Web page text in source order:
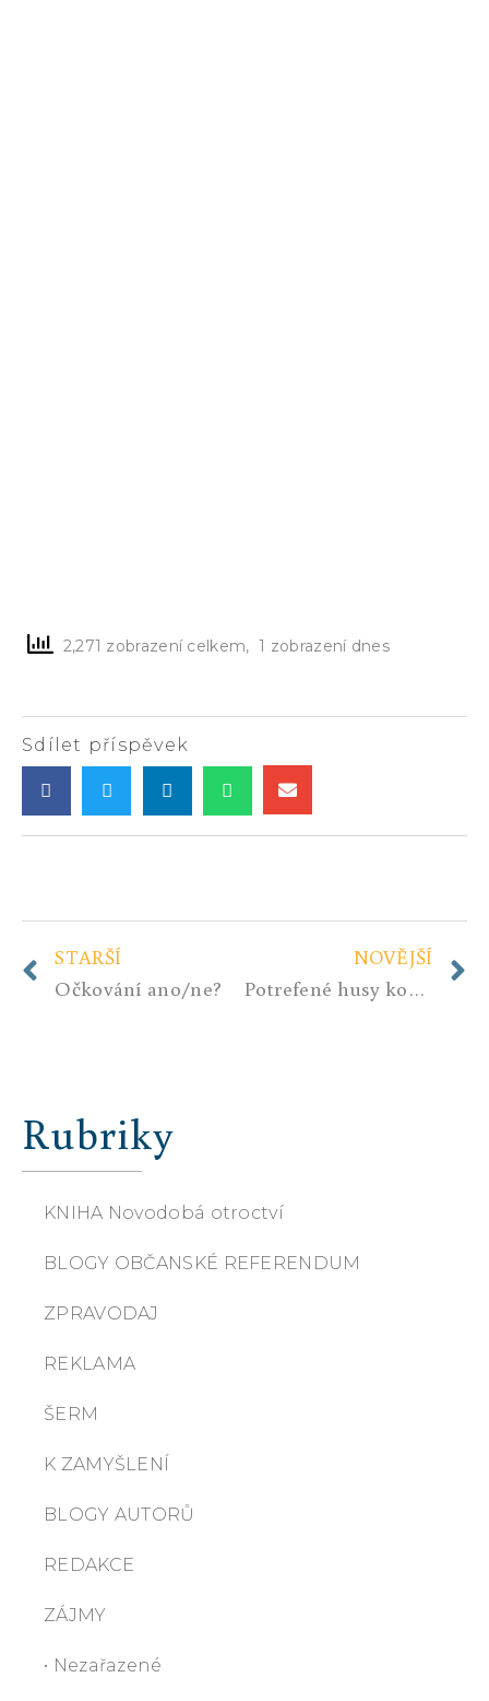
2,271 zobrazení celkem, 1 zobrazení dnes
Sdílet příspěvek
STARŠÍ
Očkování ano/ne?
NOVĚJŠÍ
Potrefené husy komunistických kospirátorů zahejkaly? S podivem je však, že k tomu použili dementa Hřebenáře. Jak úsměvné.
Rubriky
KNIHA Novodobá otroctví
BLOGY OBČANSKÉ REFERENDUM
ZPRAVODAJ
REKLAMA
ŠERM
K ZAMYŠLENÍ
BLOGY AUTORŮ
REDAKCE
ZÁJMY
• Nezařazené